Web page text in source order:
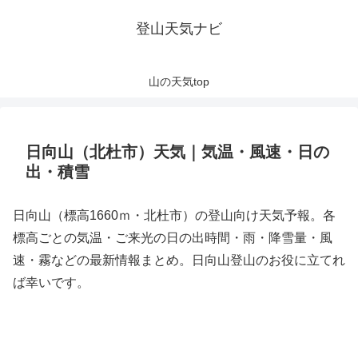
登山天気ナビ
山の天気top
日向山（北杜市）天気｜気温・風速・日の
出・積雪
日向山（標高1660ｍ・北杜市）の登山向け天気予報。各
標高ごとの気温・ご来光の日の出時間・雨・降雪量・風
速・霧などの最新情報まとめ。日向山登山のお役に立てれ
ば幸いです。